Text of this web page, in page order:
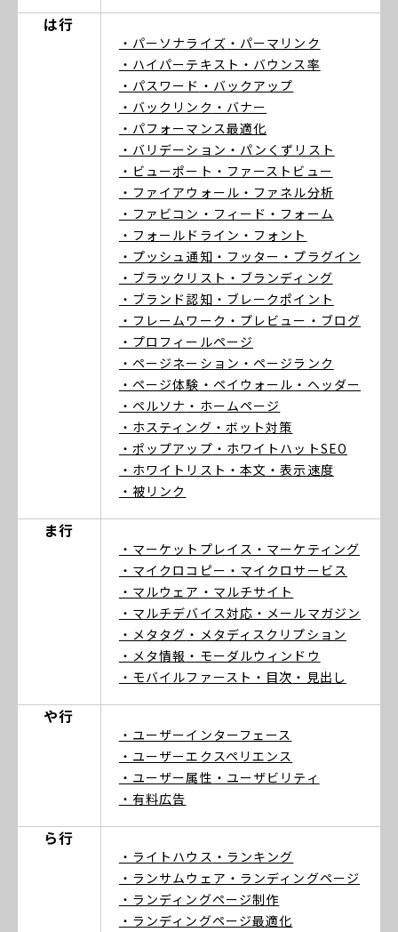
は行
・パーソナライズ ・パーマリンク
・ハイパーテキスト ・バウンス率
・パスワード ・バックアップ
・バックリンク ・バナー
・パフォーマンス最適化
・バリデーション ・パンくずリスト
・ビューポート ・ファーストビュー
・ファイアウォール ・ファネル分析
・ファビコン ・フィード ・フォーム
・フォールドライン ・フォント
・プッシュ通知 ・フッター ・プラグイン
・ブラックリスト ・ブランディング
・ブランド認知 ・ブレークポイント
・フレームワーク ・プレビュー ・ブログ
・プロフィールページ
・ページネーション ・ページランク
・ページ体験 ・ペイウォール ・ヘッダー
・ペルソナ ・ホームページ
・ホスティング ・ボット対策
・ポップアップ ・ホワイトハットSEO
・ホワイトリスト ・本文 ・表示速度
・被リンク
ま行
・マーケットプレイス ・マーケティング
・マイクロコピー ・マイクロサービス
・マルウェア ・マルチサイト
・マルチデバイス対応 ・メールマガジン
・メタタグ ・メタディスクリプション
・メタ情報 ・モーダルウィンドウ
・モバイルファースト ・目次 ・見出し
や行
・ユーザーインターフェース
・ユーザーエクスペリエンス
・ユーザー属性 ・ユーザビリティ
・有料広告
ら行
・ライトハウス ・ランキング
・ランサムウェア ・ランディングページ
・ランディングページ制作
・ランディングページ最適化